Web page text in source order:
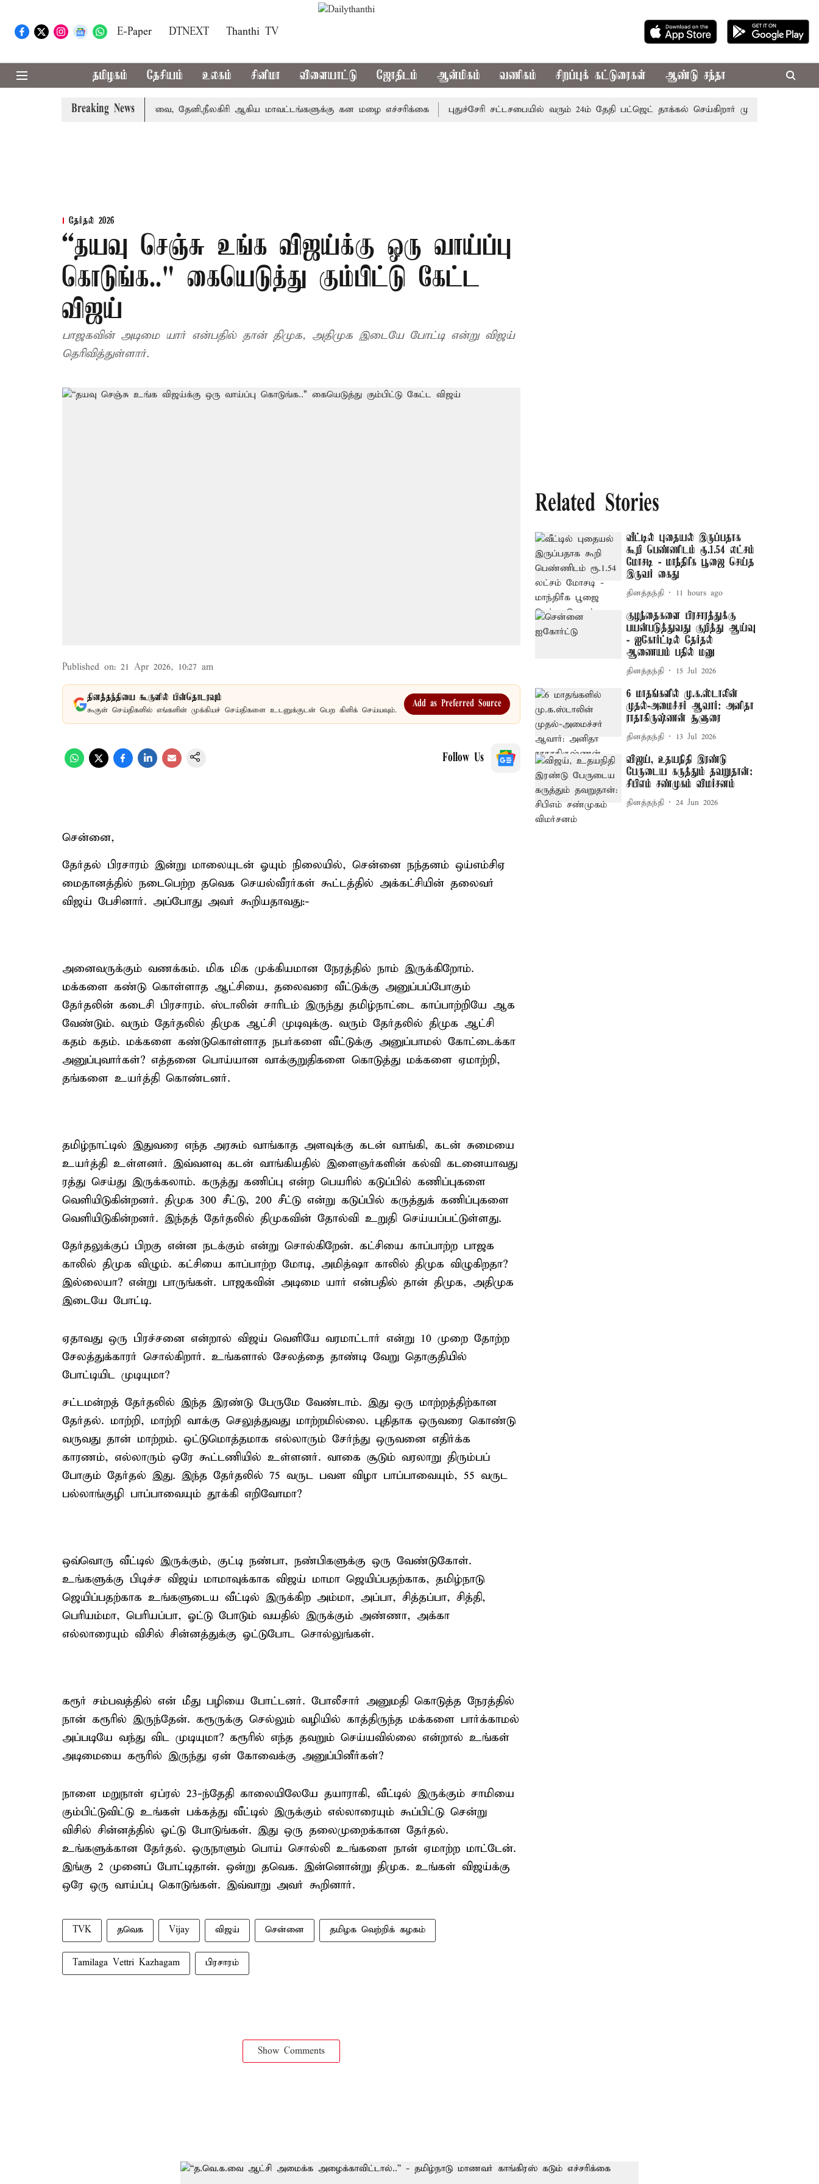
E-Paper DTNEXT Thanthi TV
தமிழகம் தேசியம் உலகம் சினிமா விளையாட்டு ஜோதிடம் ஆன்மிகம் வணிகம் சிறப்புக் கட்டுரைகள் ஆண்டு சந்தா
Breaking News
பெற்றார் சங்கீதா கோவை, தேனி,நீலகிரி ஆகிய மாவட்டங்களுக்கு கன மழை எச்சரிக்கை புதுச்சேரி சட்டசபையில் வரும் 24ம் தேதி பட்ஜெட் தாக்கல் செய்கிறார் முதல்-அமைச்சர்
தேர்தல் 2026
“தயவு செஞ்சு உங்க விஜய்க்கு ஒரு வாய்ப்பு
கொடுங்க.." கையெடுத்து கும்பிட்டு கேட்ட
விஜய்
பாஜகவின் அடிமை யார் என்பதில் தான் திமுக, அதிமுக இடையே போட்டி என்று விஜய்
தெரிவித்துள்ளார்.
Published on: 21 Apr 2026, 10:27 am
தினத்தந்தியை கூகுளில் பின்தொடரவும்
கூகுள் செய்திகளில் எங்களின் முக்கியச் செய்திகளை உடனுக்குடன் பெற கிளிக் செய்யவும்.
Add as Preferred Source
Follow Us
சென்னை,
தேர்தல் பிரசாரம் இன்று மாலையுடன் ஓயும் நிலையில், சென்னை நந்தனம் ஒய்எம்சிஏ
மைதானத்தில் நடைபெற்ற தவெக செயல்வீரர்கள் கூட்டத்தில் அக்கட்சியின் தலைவர்
விஜய் பேசினார். அப்போது அவர் கூறியதாவது:-
அனைவருக்கும் வணக்கம். மிக மிக முக்கியமான நேரத்தில் நாம் இருக்கிறோம்.
மக்களை கண்டு கொள்ளாத ஆட்சியை, தலைவரை வீட்டுக்கு அனுப்பப்போகும்
தேர்தலின் கடைசி பிரசாரம். ஸ்டாலின் சாரிடம் இருந்து தமிழ்நாட்டை காப்பாற்றியே ஆக
வேண்டும். வரும் தேர்தலில் திமுக ஆட்சி முடிவுக்கு. வரும் தேர்தலில் திமுக ஆட்சி
கதம் கதம். மக்களை கண்டுகொள்ளாத நபர்களை வீட்டுக்கு அனுப்பாமல் கோட்டைக்கா
அனுப்புவார்கள்? எத்தனை பொய்யான வாக்குறுதிகளை கொடுத்து மக்களை ஏமாற்றி,
தங்களை உயர்த்தி கொண்டனர்.
தமிழ்நாட்டில் இதுவரை எந்த அரசும் வாங்காத அளவுக்கு கடன் வாங்கி, கடன் சுமையை
உயர்த்தி உள்ளனர். இவ்வளவு கடன் வாங்கியதில் இளைஞர்களின் கல்வி கடனையாவது
ரத்து செய்து இருக்கலாம். கருத்து கணிப்பு என்ற பெயரில் கடுப்பில் கணிப்புகளை
வெளியிடுகின்றனர். திமுக 300 சீட்டு, 200 சீட்டு என்று கடுப்பில் கருத்துக் கணிப்புகளை
வெளியிடுகின்றனர். இந்தத் தேர்தலில் திமுகவின் தோல்வி உறுதி செய்யப்பட்டுள்ளது.
தேர்தலுக்குப் பிறகு என்ன நடக்கும் என்று சொல்கிறேன். கட்சியை காப்பாற்ற பாஜக
காலில் திமுக விழும். கட்சியை காப்பாற்ற மோடி, அமித்ஷா காலில் திமுக விழுகிறதா?
இல்லையா? என்று பாருங்கள். பாஜகவின் அடிமை யார் என்பதில் தான் திமுக, அதிமுக
இடையே போட்டி.
ஏதாவது ஒரு பிரச்சனை என்றால் விஜய் வெளியே வரமாட்டார் என்று 10 முறை தோற்ற
சேலத்துக்காரர் சொல்கிறார். உங்களால் சேலத்தை தாண்டி வேறு தொகுதியில்
போட்டியிட முடியுமா?
சட்டமன்றத் தேர்தலில் இந்த இரண்டு பேருமே வேண்டாம். இது ஒரு மாற்றத்திற்கான
தேர்தல். மாற்றி, மாற்றி வாக்கு செலுத்துவது மாற்றமில்லை. புதிதாக ஒருவரை கொண்டு
வருவது தான் மாற்றம். ஒட்டுமொத்தமாக எல்லாரும் சேர்ந்து ஒருவனை எதிர்க்க
காரணம், எல்லாரும் ஒரே கூட்டணியில் உள்ளனர். வாகை சூடும் வரலாறு திரும்பப்
போகும் தேர்தல் இது. இந்த தேர்தலில் 75 வருட பவள விழா பாப்பாவையும், 55 வருட
பல்லாங்குழி பாப்பாவையும் தூக்கி எறிவோமா?
ஒவ்வொரு வீட்டில் இருக்கும், குட்டி நண்பா, நண்பிகளுக்கு ஒரு வேண்டுகோள்.
உங்களுக்கு பிடிச்ச விஜய் மாமாவுக்காக விஜய் மாமா ஜெயிப்பதற்காக, தமிழ்நாடு
ஜெயிப்பதற்காக உங்களுடைய வீட்டில் இருக்கிற அம்மா, அப்பா, சித்தப்பா, சித்தி,
பெரியம்மா, பெரியப்பா, ஓட்டு போடும் வயதில் இருக்கும் அண்ணா, அக்கா
எல்லாரையும் விசில் சின்னத்துக்கு ஓட்டுபோட சொல்லுங்கள்.
கரூர் சம்பவத்தில் என் மீது பழியை போட்டனர். போலீசார் அனுமதி கொடுத்த நேரத்தில்
நான் கரூரில் இருந்தேன். கரூருக்கு செல்லும் வழியில் காத்திருந்த மக்களை பார்க்காமல்
அப்படியே வந்து விட முடியுமா? கரூரில் எந்த தவறும் செய்யவில்லை என்றால் உங்கள்
அடிமையை கரூரில் இருந்து ஏன் கோவைக்கு அனுப்பினீர்கள்?
நாளை மறுநாள் ஏப்ரல் 23-ந்தேதி காலையிலேயே தயாராகி, வீட்டில் இருக்கும் சாமியை
கும்பிட்டுவிட்டு உங்கள் பக்கத்து வீட்டில் இருக்கும் எல்லாரையும் கூப்பிட்டு சென்று
விசில் சின்னத்தில் ஓட்டு போடுங்கள். இது ஒரு தலைமுறைக்கான தேர்தல்.
உங்களுக்கான தேர்தல். ஒருநாளும் பொய் சொல்லி உங்களை நான் ஏமாற்ற மாட்டேன்.
இங்கு 2 முனைப் போட்டிதான். ஒன்று தவெக. இன்னொன்று திமுக. உங்கள் விஜய்க்கு
ஒரே ஒரு வாய்ப்பு கொடுங்கள். இவ்வாறு அவர் கூறினார்.
TVK தவெக Vijay விஜய் சென்னை தமிழக வெற்றிக் கழகம்
Tamilaga Vettri Kazhagam பிரசாரம்
Show Comments
Related Stories
வீட்டில் புதையல் இருப்பதாக
கூறி பெண்ணிடம் ரூ.1.54 லட்சம்
மோசடி - மாந்திரீக பூஜை செய்த
இருவர் கைது
தினத்தந்தி 11 hours ago
குழந்தைகளை பிரசாரத்துக்கு
பயன்படுத்துவது குறித்து ஆய்வு
- ஐகோர்ட்டில் தேர்தல்
ஆணையம் பதில் மனு
தினத்தந்தி 15 Jul 2026
6 மாதங்களில் மு.க.ஸ்டாலின்
முதல்-அமைச்சர் ஆவார்: அனிதா
ராதாகிருஷ்ணன் சூளுரை
தினத்தந்தி 13 Jul 2026
விஜய், உதயநிதி இரண்டு
பேருடைய கருத்தும் தவறுதான்:
சிபிஎம் சண்முகம் விமர்சனம்
தினத்தந்தி 24 Jun 2026